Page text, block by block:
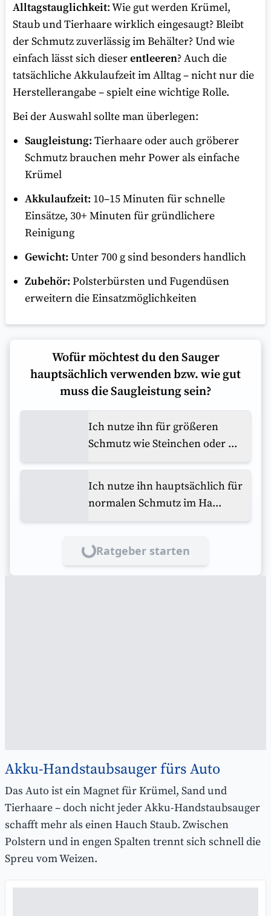
Alltagstauglichkeit: Wie gut werden Krümel,
Staub und Tierhaare wirklich eingesaugt? Bleibt
der Schmutz zuverlässig im Behälter? Und wie
einfach lässt sich dieserentleeren? Auch die
tatsächliche Akkulaufzeit im Alltag – nicht nur die
Herstellerangabe – spielt eine wichtige Rolle.
Bei der Auswahl sollte man überlegen:
Saugleistung: Tierhaare oder auch gröberer
Schmutz brauchen mehr Power als einfache
Krümel
Akkulaufzeit: 10–15 Minuten für schnelle
Einsätze, 30+ Minuten für gründlichere
Reinigung
Gewicht: Unter 700 g sind besonders handlich
Zubehör: Polsterbürsten und Fugendüsen
erweitern die Einsatzmöglichkeiten
Wofür möchtest du den Sauger
hauptsächlich verwenden bzw. wie gut
muss die Saugleistung sein?
Ich nutze ihn für größeren
Schmutz wie Steinchen oder ...
Ich nutze ihn hauptsächlich für
normalen Schmutz im Ha...
Lade...
Ratgeber starten
Akku-Handstaubsauger fürs Auto
Das Auto ist ein Magnet für Krümel, Sand und
Tierhaare – doch nicht jeder Akku-Handstaubsauger
schafft mehr als einen Hauch Staub. Zwischen
Polstern und in engen Spalten trennt sich schnell die
Spreu vom Weizen.